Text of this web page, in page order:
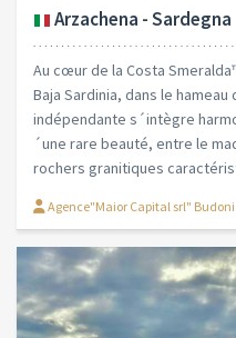
Arzachena - Sardegna
Au cœur de la Costa
Baja Sardinia, dans le
indépendante s´intègre
´une rare beauté, entre le
rochers granitiques
Agence"Maior Capital srl" Budoni